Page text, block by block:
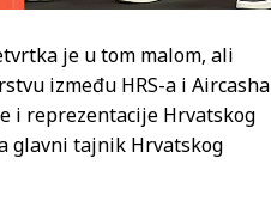
je u tom malom, ali
između HRS-a i Aircasha
i reprezentacije Hrvatskog
glavni tajnik Hrvatskog